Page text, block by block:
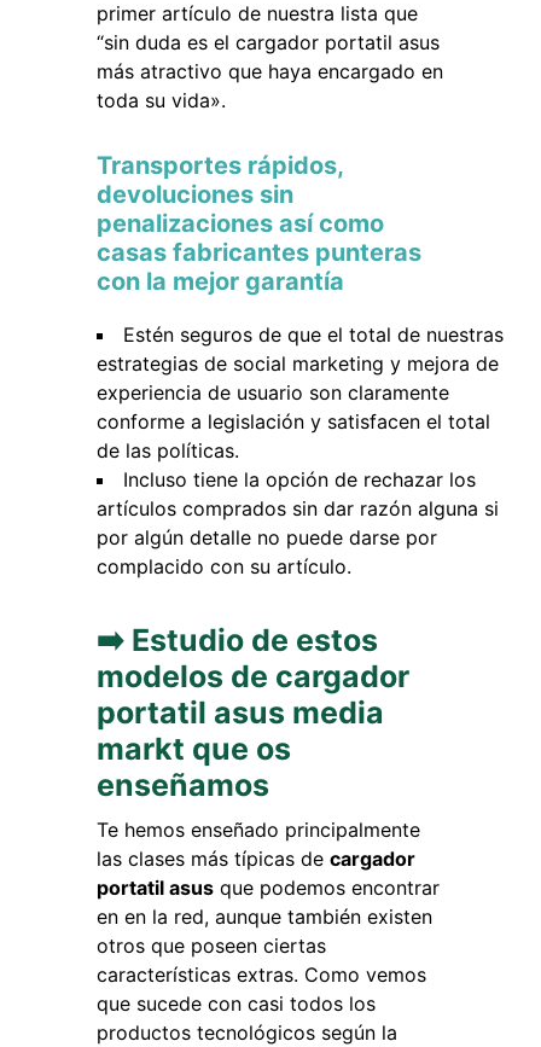
primer artículo de nuestra lista que
“sin duda es el cargador portatil asus
más atractivo que haya encargado en
toda su vida».
Transportes rápidos,
devoluciones sin
penalizaciones así como
casas fabricantes punteras
con la mejor garantía
Estén seguros de que el total de nuestras
estrategias de social marketing y mejora de
experiencia de usuario son claramente
conforme a legislación y satisfacen el total
de las políticas.
Incluso tiene la opción de rechazar los
artículos comprados sin dar razón alguna si
por algún detalle no puede darse por
complacido con su artículo.
➡️ Estudio de estos
modelos de cargador
portatil asus media
markt que os
enseñamos
Te hemos enseñado principalmente
las clases más típicas de cargador
portatil asus que podemos encontrar
en en la red, aunque también existen
otros que poseen ciertas
características extras. Como vemos
que sucede con casi todos los
productos tecnológicos según la